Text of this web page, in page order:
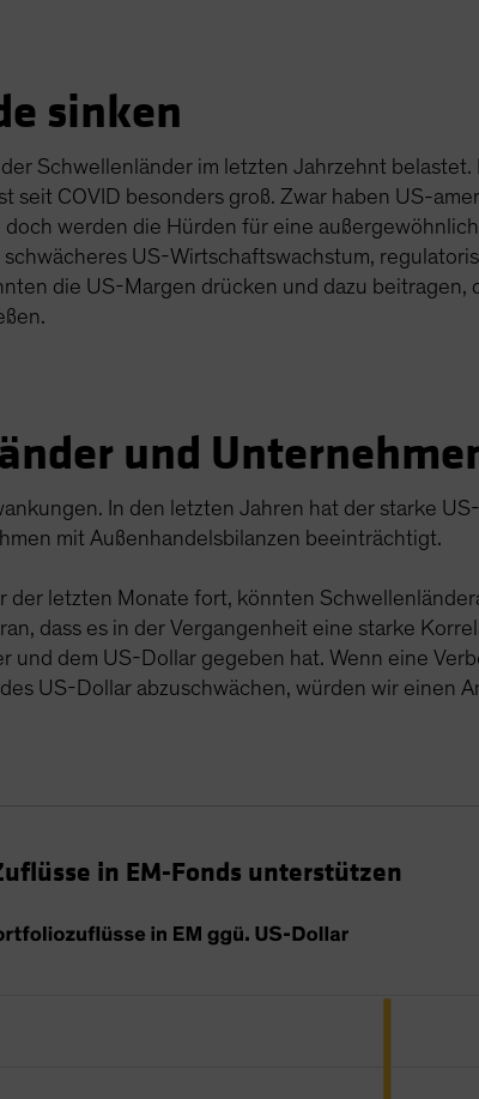
sinken
Schwellenländer im letzten Jahrzehnt
COVID besonders groß. Zwar haben US-
werden die Hürden für eine
US-Wirtschaftswachstum,
die US-Margen drücken und dazu beitragen,
und
In den letzten Jahren hat der starke
mit Außenhandelsbilanzen beeinträchtigt.
der letzten Monate fort, könnten
dass es in der Vergangenheit eine starke
dem US-Dollar gegeben hat. Wenn eine
US-Dollar abzuschwächen, würden wir einen
in EM-Fonds unterstützen